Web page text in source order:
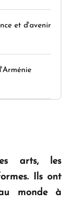
et d'avenir
arts, les
Ils ont
monde à